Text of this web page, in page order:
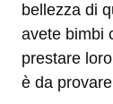
bellezza di
avete bimbi
prestare
è da